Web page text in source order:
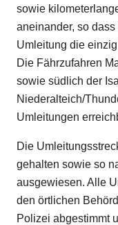
sowie
aneinander, so
Umleitung die
Die Fährzufahren
sowie südlich der
Niederalteich/
Umleitungen
Die
gehalten sowie so
ausgewiesen. Alle
den örtlichen
Polizei abgestimmt